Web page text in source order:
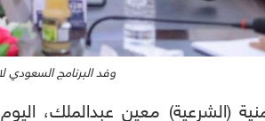
وفد البرنامج السعودي
(الشرعية) معين عبدالملك،